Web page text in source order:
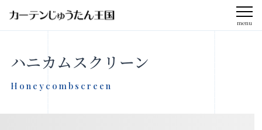
menu
お知らせ
ハニカムスクリーン
Honeycombscreen